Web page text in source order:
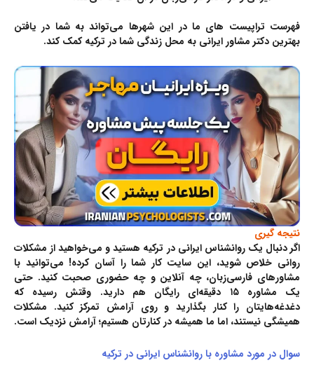
فهرست تراپیست های ما در این شهرها می‌تواند به شما در یافتن
بهترین دکتر مشاور ایرانی به محل زندگی شما در ترکیه کمک کند.
نتیجه گیری
اگر دنبال یک روانشناس ایرانی در ترکیه هستید و می‌خواهید از مشکلات
روانی خلاص شوید، این سایت کار شما را آسان کرده! می‌توانید با
مشاورهای فارسی‌زبان، چه آنلاین و چه حضوری صحبت کنید. حتی
یک مشاوره ۱۵ دقیقه‌ای رایگان هم دارید. وقتش رسیده که
دغدغه‌هایتان را کنار بگذارید و روی آرامش تمرکز کنید. مشکلات
همیشگی نیستند، اما ما همیشه در کنارتان هستیم؛ آرامش نزدیک است.
سوال در مورد مشاوره با روانشناس ایرانی در ترکیه